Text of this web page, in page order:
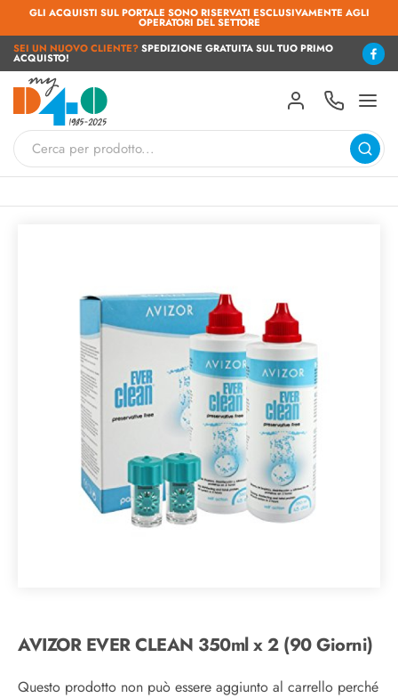
GLI ACQUISTI SUL PORTALE SONO RISERVATI ESCLUSIVAMENTE AGLI
OPERATORI DEL SETTORE
SEI UN NUOVO CLIENTE?SPEDIZIONE GRATUITA SUL TUO PRIMO
ACQUISTO!
AVIZOR EVER CLEAN 350ml x 2 (90 Giorni)
Questo prodotto non può essere aggiunto al carrello perché